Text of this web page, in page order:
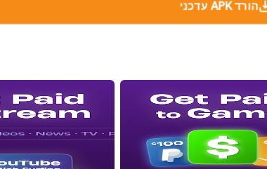
הורד APK עדכני